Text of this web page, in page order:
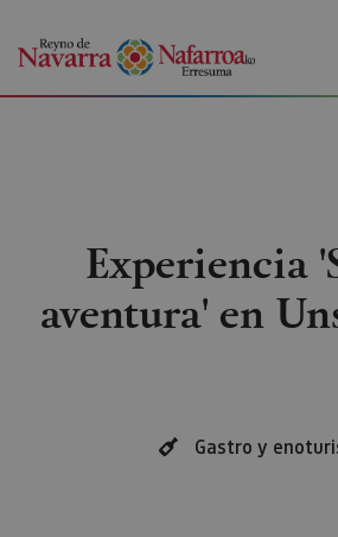
Experiencia
aventura' en
Gastro y